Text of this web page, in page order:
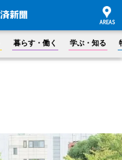
暮らす・働く 学ぶ・知る